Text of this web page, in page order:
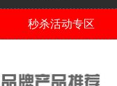
秒杀活动专区